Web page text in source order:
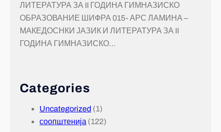
ЛИТЕРАТУРА ЗА II ГОДИНА ГИМНАЗИСКО
ОБРАЗОВАНИЕ ШИФРА 015- АРС ЛАМИНА –
МАКЕДОСНКИ ЈАЗИК И ЛИТЕРАТУРА ЗА II
ГОДИНА ГИМНАЗИСКО…
Categories
Uncategorized (1)
соопштенија (122)